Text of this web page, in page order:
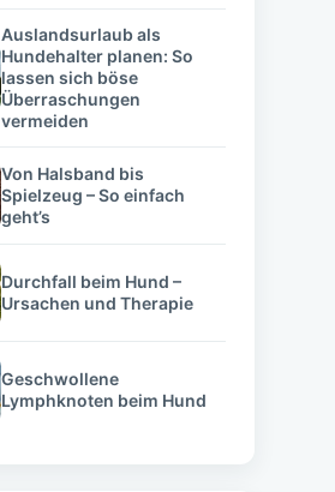
Auslandsurlaub als
Hundehalter planen: So
lassen sich böse
Überraschungen
vermeiden
Von Halsband bis
Spielzeug – So einfach
geht’s
Durchfall beim Hund –
Ursachen und Therapie
Geschwollene
Lymphknoten beim Hund